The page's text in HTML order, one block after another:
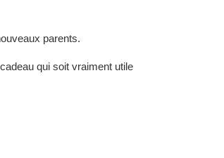
parents.
qui soit vraiment utile